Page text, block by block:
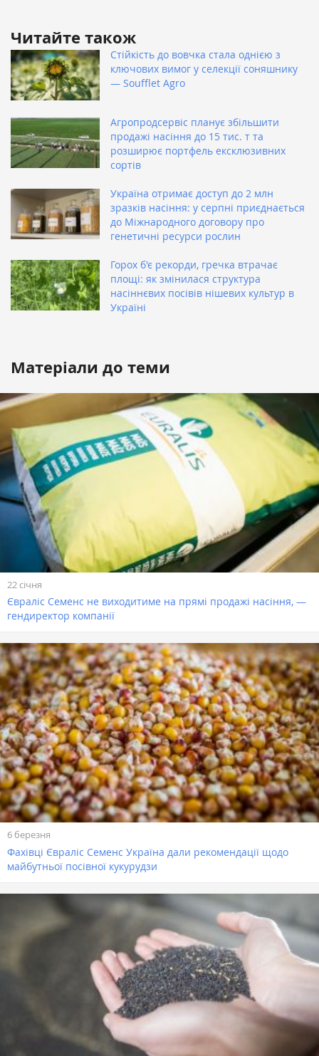
Читайте також
Стійкість до вовчка стала однією з
ключових вимог у селекції соняшнику
— Soufflet Agro
Агропродсервіс планує збільшити
продажі насіння до 15 тис. т та
розширює портфель ексклюзивних
сортів
Україна отримає доступ до 2 млн
зразків насіння: у серпні приєднається
до Міжнародного договору про
генетичні ресурси рослин
Горох б'є рекорди, гречка втрачає
площі: як змінилася структура
насіннєвих посівів нішевих культур в
Україні
Матеріали до теми
22 січня
Євраліс Семенс не виходитиме на прямі продажі насіння, —
гендиректор компанії
6 березня
Фахівці Євраліс Семенс Україна дали рекомендації щодо
майбутньої посівної кукурудзи